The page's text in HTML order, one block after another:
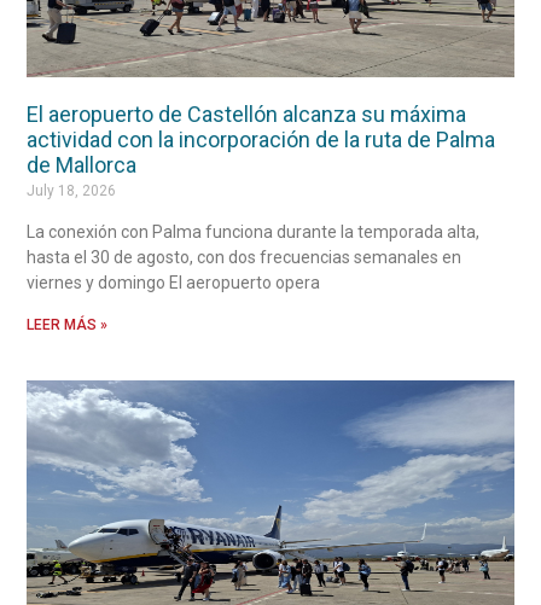
El aeropuerto de Castellón alcanza su máxima
actividad con la incorporación de la ruta de Palma
de Mallorca
July 18, 2026
La conexión con Palma funciona durante la temporada alta,
hasta el 30 de agosto, con dos frecuencias semanales en
viernes y domingo El aeropuerto opera
LEER MÁS »